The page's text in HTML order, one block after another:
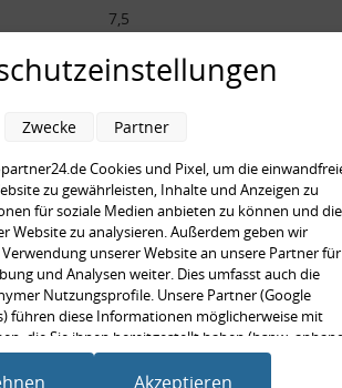
7,5
11 mm
2
Cookies und Pixel, um die
zu gewährleisten, Inhalte und Anzeigen zu
für soziale Medien anbieten zu können und die
Website zu analysieren. Außerdem geben wir
unserer Website an unsere Partner für
und Analysen weiter. Dies umfasst auch die
Nutzungsprofile. Unsere Partner (Google
führen diese Informationen möglicherweise mit
die Sie ihnen bereitgestellt haben (bspw.
oder welche sie im Rahmen Ihrer Nutzung der
(bspw. Nutzungsdaten anderer Geräte). Ihre
Zwecke Partner
Akzeptieren